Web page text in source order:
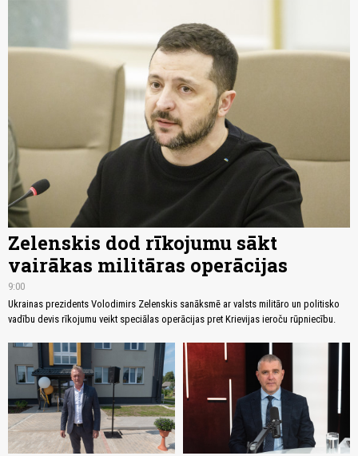
Zelenskis dod rīkojumu sākt
vairākas militāras operācijas
9:00
Ukrainas prezidents Volodimirs Zelenskis sanāksmē ar valsts militāro un politisko
vadību devis rīkojumu veikt speciālas operācijas pret Krievijas ieroču rūpniecību.